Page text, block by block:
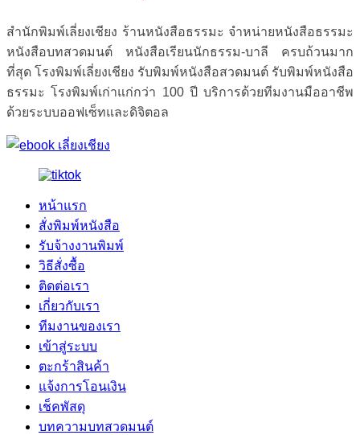
สำนักพิมพ์เลี่ยงเชียง ร้านหนังสือธรรมะ จำหน่ายหนังสือธรรมะ
หนังสือบทสวดมนต์ หนังสือเรียนนักธรรม-บาลี ครบถ้วนมาก
ที่สุด โรงพิมพ์เลี่ยงเชียง รับพิมพ์หนังสือสวดมนต์ รับพิมพ์หนังสือ
ธรรมะ โรงพิมพ์เก่าแก่กว่า 100 ปี บริการด้วยทีมงานมืออาชีพ
ด้วยระบบออฟเซ็ทและดิจิตอล
หน้าแรก
สั่งพิมพ์หนังสือ
รับจ้างงานพิมพ์
วิธีสั่งซื้อ
ติดต่อเรา
เกี่ยวกับเรา
ทีมงานของเรา
เข้าสู่ระบบ
ตะกร้าสินค้า
แจ้งการโอนเงิน
เช็คพัสดุ
บทความบทสวดมนต์